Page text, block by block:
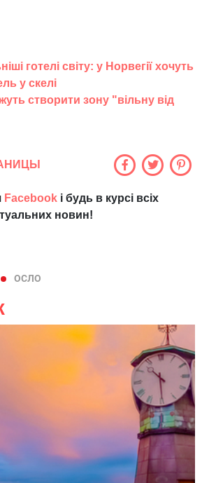
готелі світу: у Норвегії хочуть
у скелі
створити зону "вільну від
Facebook і будь в курсі всіх
новин!
ОСЛО